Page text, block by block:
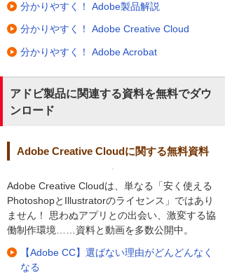
分かりやすく！ Adobe製品解説
分かりやすく！ Adobe Creative Cloud
分かりやすく！ Adobe Acrobat
アドビ製品に関連する資料を無料でダウ
ンロード
Adobe Creative Cloudに関する無料資料
Adobe Creative Cloudは、単なる「安く使える
PhotoshopとIllustratorのライセンス」ではあり
ません！ 思わぬアプリとの出会い、激変する協
働制作環境……資料と動画を多数公開中。
【Adobe CC】選ばない理由がどんどんなく
なる